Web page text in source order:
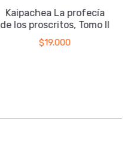
Kaipachea La profecía
de los proscritos, Tomo II
$19.000